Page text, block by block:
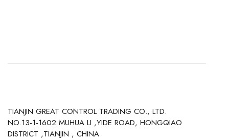
TIANJIN GREAT CONTROL TRADING CO., LTD.
NO.13-1-1602 MUHUA LI ,YIDE ROAD, HONGQIAO
DISTRICT ,TIANJIN , CHINA